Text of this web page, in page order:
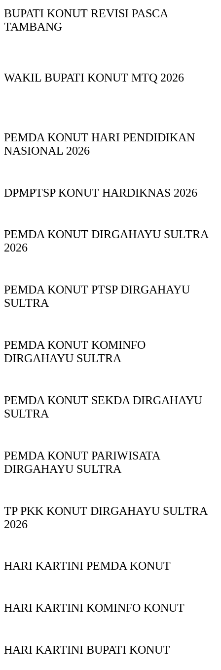
BUPATI KONUT REVISI PASCA
TAMBANG
WAKIL BUPATI KONUT MTQ 2026
PEMDA KONUT HARI PENDIDIKAN
NASIONAL 2026
DPMPTSP KONUT HARDIKNAS 2026
PEMDA KONUT DIRGAHAYU SULTRA
2026
PEMDA KONUT PTSP DIRGAHAYU
SULTRA
PEMDA KONUT KOMINFO
DIRGAHAYU SULTRA
PEMDA KONUT SEKDA DIRGAHAYU
SULTRA
PEMDA KONUT PARIWISATA
DIRGAHAYU SULTRA
TP PKK KONUT DIRGAHAYU SULTRA
2026
HARI KARTINI PEMDA KONUT
HARI KARTINI KOMINFO KONUT
HARI KARTINI BUPATI KONUT